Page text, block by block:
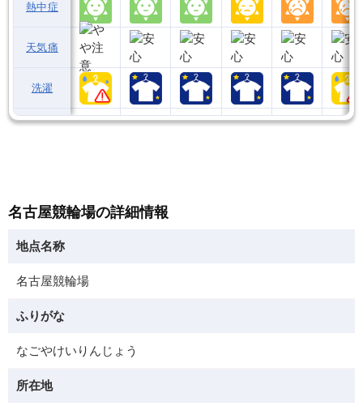
熱中症
天気痛
洗濯
名古屋競輪場の詳細情報
地点名称
名古屋競輪場
ふりがな
なごやけいりんじょう
所在地